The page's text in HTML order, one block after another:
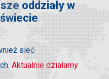
oddziały w
sieć
Aktualnie działamy